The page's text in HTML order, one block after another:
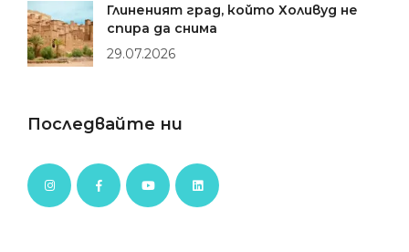
Глиненият град, който Холивуд не
спира да снима
29.07.2026
Последвайте ни